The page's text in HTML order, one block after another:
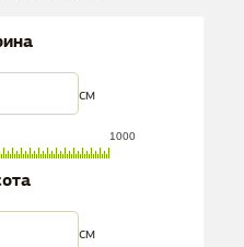
см
1000
см